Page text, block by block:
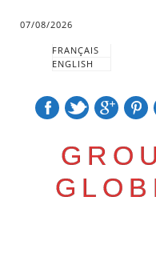
07/08/2026
FRANÇAIS
ENGLISH